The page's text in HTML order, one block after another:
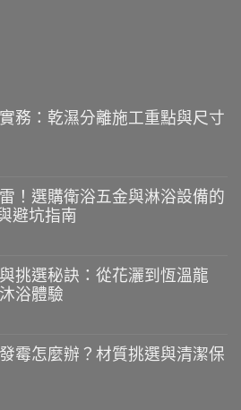
務：乾濕分離施工重點與尺寸
！選購衛浴五金與淋浴設備的
避坑指南
挑選秘訣：從花灑到恆溫龍
浴體驗
霉怎麼辦？材質挑選與清潔保